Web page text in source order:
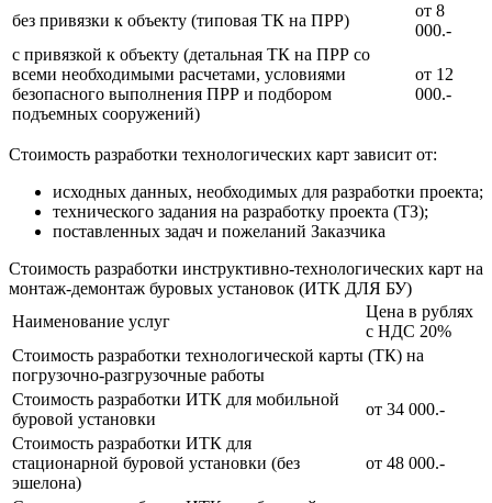
без привязки к объекту (типовая ТК на ПРР)
от 8
000.-
с привязкой к объекту (детальная ТК на ПРР со
всеми необходимыми расчетами, условиями
безопасного выполнения ПРР и подбором
подъемных сооружений)
от 12
000.-
Стоимость разработки технологических карт зависит от:
исходных данных, необходимых для разработки проекта;
технического задания на разработку проекта (ТЗ);
поставленных задач и пожеланий Заказчика
Стоимость разработки инструктивно-технологических карт на
монтаж-демонтаж буровых установок (ИТК ДЛЯ БУ)
Наименование услуг
Цена в рублях
с НДС 20%
Стоимость разработки технологической карты (ТК) на
погрузочно-разгрузочные работы
Стоимость разработки ИТК для мобильной
буровой установки
от 34 000.-
Стоимость разработки ИТК для
стационарной буровой установки (без
эшелона)
от 48 000.-